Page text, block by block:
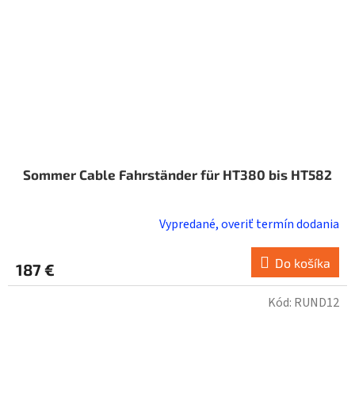
Sommer Cable Fahrständer für HT380 bis HT582
Vypredané, overiť termín dodania
187 € Do košíka
Kód: RUND12